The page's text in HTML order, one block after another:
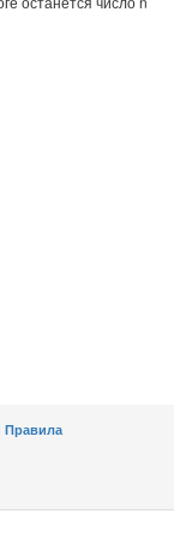
Правила